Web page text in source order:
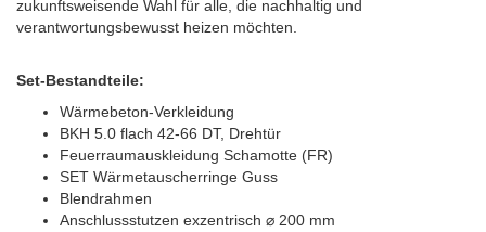
zukunftsweisende Wahl für alle, die nachhaltig und
verantwortungsbewusst heizen möchten.
Set-Bestandteile:
Wärmebeton-Verkleidung
BKH 5.0 flach 42-66 DT, Drehtür
Feuerraumauskleidung Schamotte (FR)
SET Wärmetauscherringe Guss
Blendrahmen
Anschlussstutzen exzentrisch ⌀ 200 mm